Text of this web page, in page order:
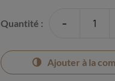
Quantité : -
Ajouter à la